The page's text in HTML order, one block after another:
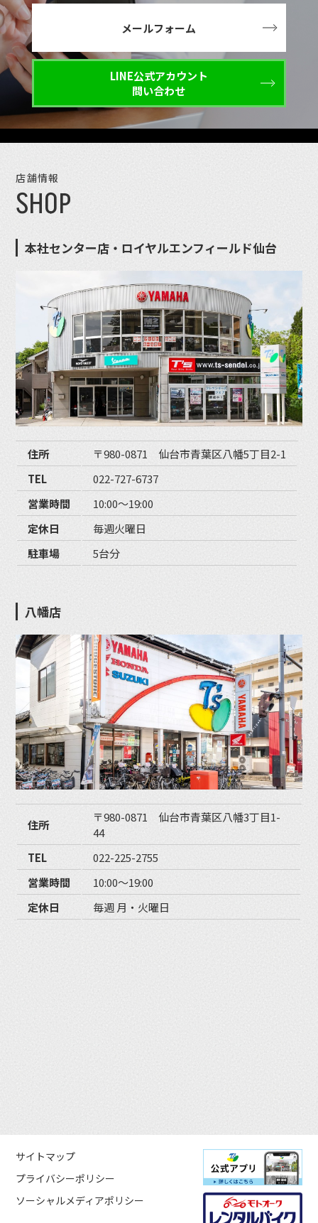
メールフォーム
LINE公式アカウント
問い合わせ
店舗情報
SHOP
本社センター店・ロイヤルエンフィールド仙台
住所
〒980-0871 仙台市青葉区八幡5丁目2-1
TEL
022-727-6737
営業時間
10:00〜19:00
定休日
毎週火曜日
駐車場
5台分
八幡店
住所
〒980-0871 仙台市青葉区八幡3丁目1-
44
TEL
022-225-2755
営業時間
10:00〜19:00
定休日
毎週 月・火曜日
サイトマップ
プライバシーポリシー
ソーシャルメディアポリシー